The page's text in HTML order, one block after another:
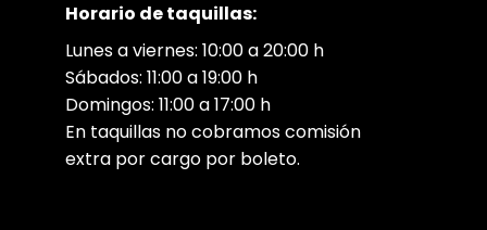
Horario de taquillas:
Lunes a viernes: 10:00 a 20:00 h
Sábados: 11:00 a 19:00 h
Domingos: 11:00 a 17:00 h
En taquillas no cobramos comisión
extra por cargo por boleto.